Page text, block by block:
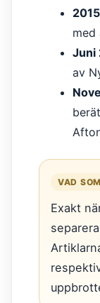
med
Juni
av
VAD
Exakt